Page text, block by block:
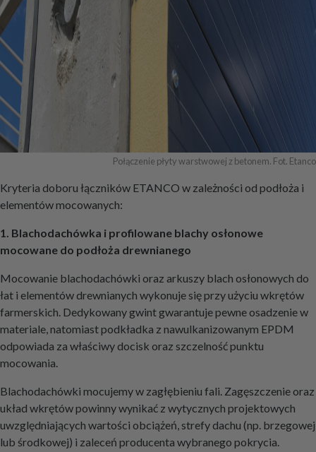
Połączenie płyty warstwowej z betonem. Fot. Etanco
Kryteria doboru łączników ETANCO w zależności od podłoża i
elementów mocowanych:
1. Blachodachówka i profilowane blachy osłonowe
mocowane do podłoża drewnianego
Mocowanie blachodachówki oraz arkuszy blach osłonowych do
łat i elementów drewnianych wykonuje się przy użyciu wkrętów
farmerskich. Dedykowany gwint gwarantuje pewne osadzenie w
materiale, natomiast podkładka z nawulkanizowanym EPDM
odpowiada za właściwy docisk oraz szczelność punktu
mocowania.
Blachodachówki mocujemy w zagłębieniu fali. Zagęszczenie oraz
układ wkrętów powinny wynikać z wytycznych projektowych
uwzględniających wartości obciążeń, strefy dachu (np. brzegowej
lub środkowej) i zaleceń producenta wybranego pokrycia.